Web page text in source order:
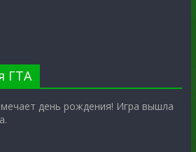
ГТА
день рождения! Игра вышла